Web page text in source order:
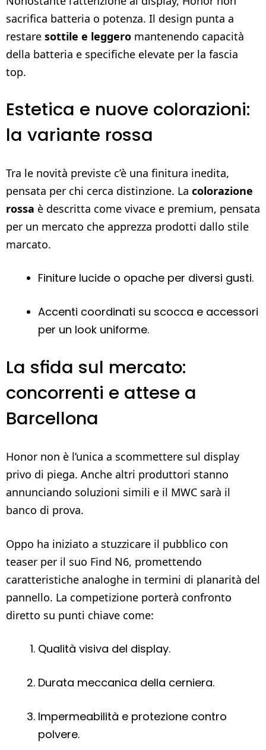
sacrifica batteria o potenza. Il design punta a
restare sottile e leggero mantenendo capacità
della batteria e specifiche elevate per la fascia
top.
Estetica e nuove colorazioni:
la variante rossa
Tra le novità previste c’è una finitura inedita,
pensata per chi cerca distinzione. La colorazione
rossa è descritta come vivace e premium, pensata
per un mercato che apprezza prodotti dallo stile
marcato.
Finiture lucide o opache per diversi gusti.
Accenti coordinati su scocca e accessori
per un look uniforme.
La sfida sul mercato:
concorrenti e attese a
Barcellona
Honor non è l’unica a scommettere sul display
privo di piega. Anche altri produttori stanno
annunciando soluzioni simili e il MWC sarà il
banco di prova.
Oppo ha iniziato a stuzzicare il pubblico con
teaser per il suo Find N6, promettendo
caratteristiche analoghe in termini di planarità del
pannello. La competizione porterà confronto
diretto su punti chiave come:
Qualità visiva del display.
Durata meccanica della cerniera.
Impermeabilità e protezione contro
polvere.